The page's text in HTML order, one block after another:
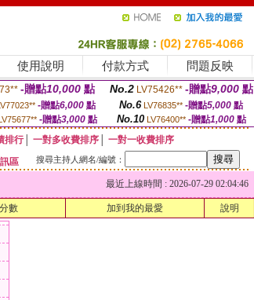
使用說明 付款方式 問題反映
-贈點10,000 點 No.2 LV75426** -贈點9,000 點
-贈點6,000點 No.6 LV76835** -贈點5,000點
-贈點3,000點 No.10 LV76400** -贈點1,000 點
排行│ 一對多收費排序
一對一收費排序
區 搜尋主持人網名/編號：
最近上線時間 : 2026-07-29 02:04:46
數 加到我的最愛 說明